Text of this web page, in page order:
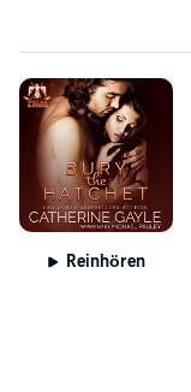
Reinhören